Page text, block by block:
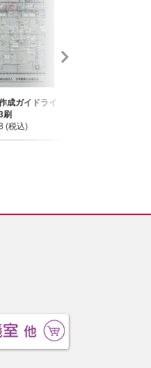
成ガイドライ
(税込)